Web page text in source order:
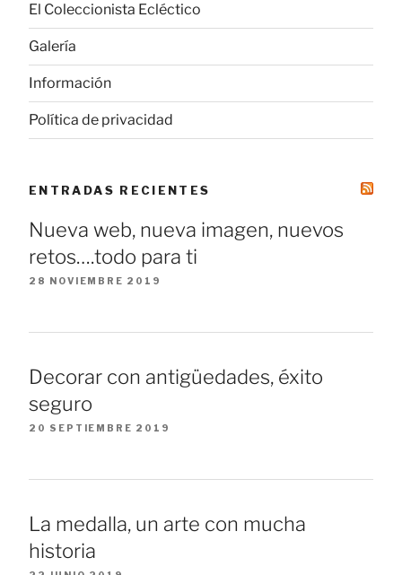
El Coleccionista Ecléctico
Galería
Información
Política de privacidad
ENTRADAS RECIENTES
Nueva web, nueva imagen, nuevos
retos….todo para ti
28 NOVIEMBRE 2019
Decorar con antigüedades, éxito
seguro
20 SEPTIEMBRE 2019
La medalla, un arte con mucha
historia